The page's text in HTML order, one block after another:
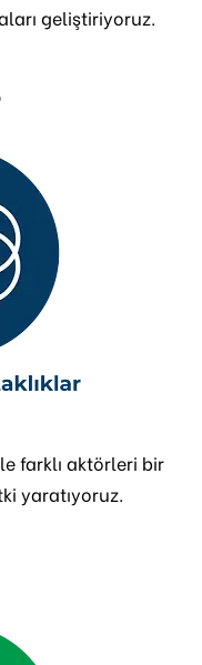
geliştiriyoruz.
farklı aktörleri bir
yaratıyoruz.